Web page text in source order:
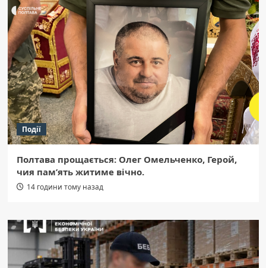
Події
Полтава прощається: Олег Омельченко, Герой,
чия пам’ять житиме вічно.
14 години тому назад